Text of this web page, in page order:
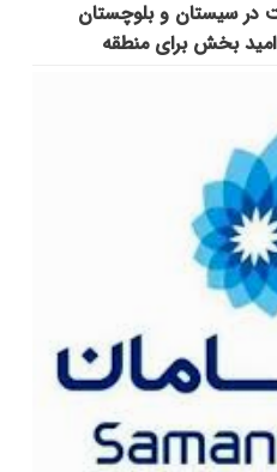
در سیستان و بلوچستان
بخش برای منطقه